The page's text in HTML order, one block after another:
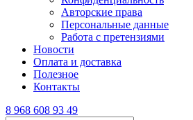
Авторские права
Персональные данные
Работа с претензиями
Новости
Оплата и доставка
Полезное
Контакты
8 968 608 93 49